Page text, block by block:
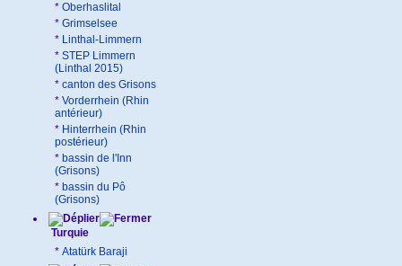
* Oberhaslital
* Grimselsee
* Linthal-Limmern
* STEP Limmern
(Linthal 2015)
* canton des Grisons
* Vorderrhein (Rhin
antérieur)
* Hinterrhein (Rhin
postérieur)
* bassin de l'Inn
(Grisons)
* bassin du Pô
(Grisons)
Turquie
* Atatürk Baraji